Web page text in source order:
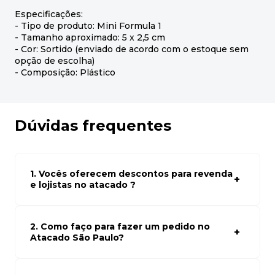
Especificações:
- Tipo de produto: Mini Formula 1
- Tamanho aproximado: 5 x 2,5 cm
- Cor: Sortido (enviado de acordo com o estoque sem
opção de escolha)
- Composição: Plástico
Dúvidas frequentes
1. Vocês oferecem descontos para revenda
e lojistas no atacado ?
atacado empresas e compre com os melhores preços
para seu modelo de negócio
2. Como faço para fazer um pedido no
Atacado São Paulo?